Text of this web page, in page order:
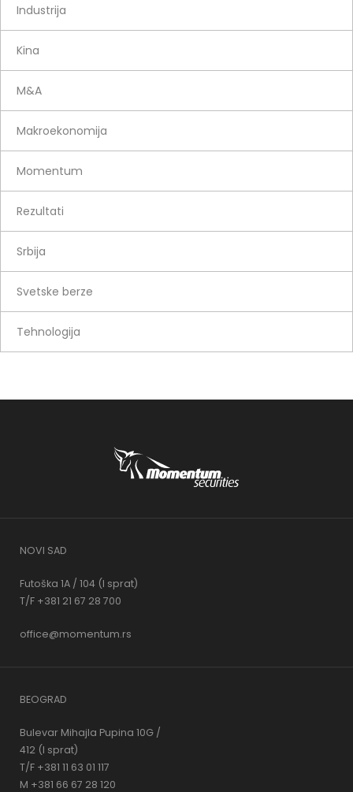
Industrija
Kina
M&A
Makroekonomija
Momentum
Rezultati
Srbija
Svetske berze
Tehnologija
NOVI SAD
Futoška 1A / 104 (I sprat)
T/F +381 21 67 28 700
office@momentum.rs
BEOGRAD
Bulevar Mihajla Pupina 10G /
412 (I sprat)
T/F +381 11 63 01 117
M +381 66 67 28 120